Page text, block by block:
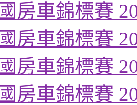
房車錦標賽
房車錦標賽
房車錦標賽
房車錦標賽